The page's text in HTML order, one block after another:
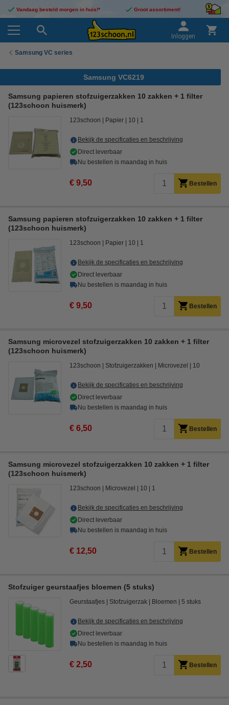
Vandaag besteld morgen in huis!* Groot assortiment!
Inloggen
Samsung VC series
Samsung VC6219
Samsung papieren stofzuigerzakken 10 zakken + 1 filter
(123schoon huismerk)
123schoon Papier 10 1
Bekijk de specificaties en beschrijving
Direct leverbaar
Nu bestellen is maandag in huis
€ 9,50 Bestellen
Samsung papieren stofzuigerzakken 10 zakken + 1 filter
(123schoon huismerk)
123schoon Papier 10 1
Bekijk de specificaties en beschrijving
Direct leverbaar
Nu bestellen is maandag in huis
€ 9,50 Bestellen
Samsung microvezel stofzuigerzakken 10 zakken + 1 filter
(123schoon huismerk)
123schoon Stofzuigerzakken Microvezel 10
Bekijk de specificaties en beschrijving
Direct leverbaar
Nu bestellen is maandag in huis
€ 6,50 Bestellen
Samsung microvezel stofzuigerzakken 10 zakken + 1 filter
(123schoon huismerk)
123schoon Microvezel 10 1
Bekijk de specificaties en beschrijving
Direct leverbaar
Nu bestellen is maandag in huis
€ 12,50 Bestellen
Stofzuiger geurstaafjes bloemen (5 stuks)
Geurstaafjes Stofzuigerzak Bloemen 5 stuks
Bekijk de specificaties en beschrijving
Direct leverbaar
Nu bestellen is maandag in huis
€ 2,50 Bestellen